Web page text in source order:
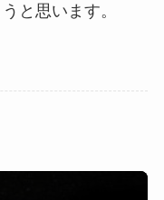
と思います。